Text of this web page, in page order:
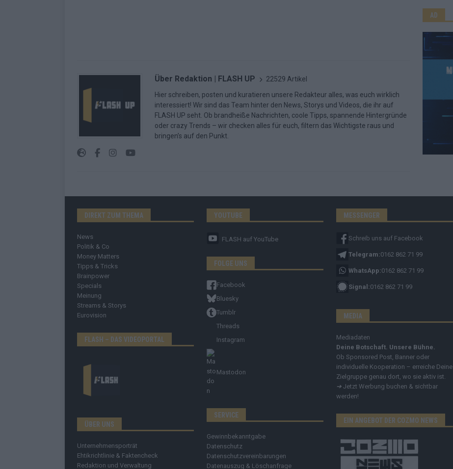
Über Redaktion | FLASH UP 22529 Artikel
Hier schreiben, posten und kuratieren unsere Redakteur alles, was euch wirklich
interessiert! Wir sind das Team hinter den News, Storys und Videos, die ihr auf
FLASH UP seht. Ob brandheiße Nachrichten, coole Tipps, spannende Hintergründe
oder crazy Trends – wir checken alles für euch, filtern das Wichtigste raus und
bringen’s auf den Punkt.
AD
DIREKT ZUM THEMA
News
Politik & Co
Money Matters
Tipps & Tricks
Brainpower
Specials
Meinung
Streams & Storys
Eurovision
FLASH – DAS VIDEOPORTAL
ÜBER UNS
Unternehmensporträt
Ehtikrichtlinie & Faktencheck
Redaktion und Verwaltung
YOUTUBE
FLASH auf YouTube
FOLGE UNS
Facebook
Bluesky
Tumblr
Threads
Instagram
Mastodon
SERVICE
Gewinnbekanntgabe
Datenschutz
Datenschutzvereinbarungen
Datenauszug & Löschanfrage
MESSENGER
Schreib uns auf Facebook
Telegram:0162 862 71 99
WhatsApp:0162 862 71 99
Signal:0162 862 71 99
MEDIA
Mediadaten
Deine Botschaft. Unsere Bühne.
Ob Sponsored Post, Banner oder
individuelle Kooperation – erreiche Deine
Zielgruppe genau dort, wo sie aktiv ist.
➔ Jetzt Werbung buchen & sichtbar
werden!
EIN ANGEBOT DER COZMO NEWS